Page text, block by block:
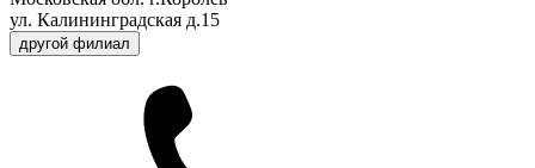
ул. Калининградская д.15
другой филиал